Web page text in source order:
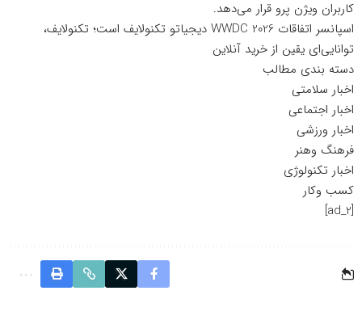
کاربران ویژن پرو قرار می‌دهد.
اسپانسر اتفاقات WWDC 2026 دیجیاتو تکنولایف است؛
تکنولایف،
توانایی‌ای یقین از خرید آنلاین
دسته بندی مطالب
اخبار سلامتی
اخبار اجتماعی
اخبار ورزشی
فرهنگ وهنر
اخبار تکنولوژی
کسب وکار
[ad_2]